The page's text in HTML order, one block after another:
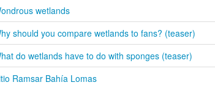
wetlands
should you compare wetlands to fans? (teaser)
do wetlands have to do with sponges (teaser)
Ramsar Bahía Lomas